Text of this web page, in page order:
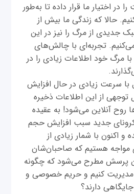
در اختیار ما قرار داده تا به‌طور
حالا که زندگی ما بیش از
جدیدی از مرگ را نیز در این
تجربه‌ای با چالش‌های
مرگ خود اطلاعات زیادی را در
با سرعت زیادی در حال افزایش
از این اطلاعات ذخیره
روح آنلاین می‌شود! به عقیده
جدید سبب افزایش حجم
و اکنون با شمار زیادی از
مواجه هستیم که صاحبان‌شان
پرسش مطرح می‌‌شود که چگونه
مدیریت کنیم و حریم خصوصی و
دارند؟